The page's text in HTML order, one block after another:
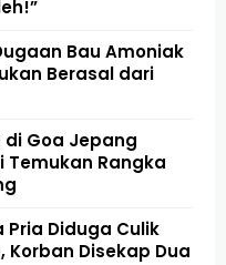
Bau Amoniak
Berasal dari
di Goa Jepang
Temukan Rangka
Pria Diduga Culik
Korban Disekap Dua